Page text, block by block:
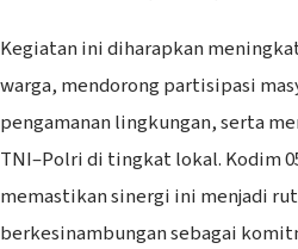
Kegiatan ini diharapkan
warga, mendorong partisipasi
pengamanan lingkungan, serta
TNI–Polri di tingkat lokal. Kodim
memastikan sinergi ini menjadi
berkesinambungan sebagai